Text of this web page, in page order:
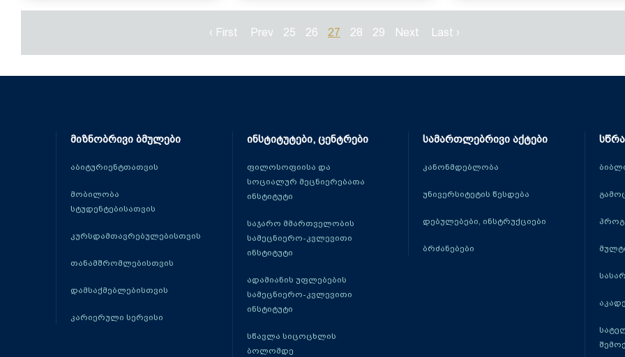
‹ First Prev 25 26 27 28 29 Next Last ›
მიზნობრივი ბმულები
აბიტურიენტთათვის
მობილობა
სტუდენტებისათვის
კურსდამთავრებულებისთვის
თანამშრომლებისთვის
დამსაქმებლებისთვის
კარიერული სერვისი
ინსტიტუტები, ცენტრები
ფილოსოფიისა და
სოციალურ მეცნიერებათა
ინსტიტუტი
საჯარო მმართველობის
სამეცნიერო-კვლევითი
ინსტიტუტი
ადამიანის უფლებების
სამეცნიერო-კვლევითი
ინსტიტუტი
სწავლა სიცოცხლის
ბოლომდე
სამართლებრივი აქტები
კანონმდებლობა
უნივერსიტეტის წესდება
დებულებები, ინსტრუქციები
ბრძანებები